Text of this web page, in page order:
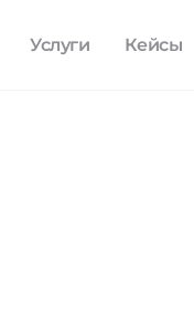
Услуги Кейсы